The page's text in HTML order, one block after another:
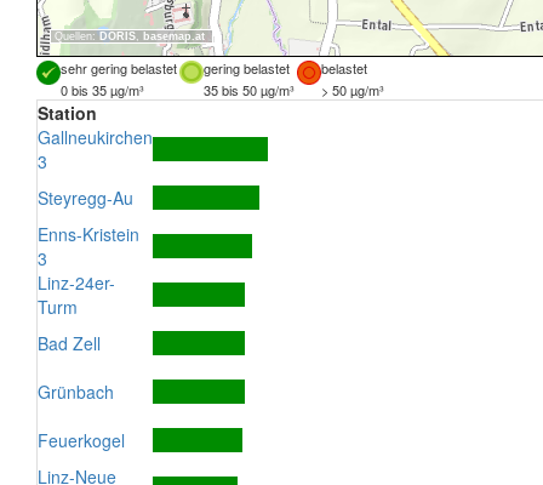
Quellen: DORIS, basemap.at
sehr gering belastet gering belastet
belastet
0 bis 35 µg/m³
35 bis 50 µg/m³ > 50 µg/m³
Station
Gallneukirchen
3
Steyregg-Au
Enns-Kristein
3
Linz-24er-
Turm
Bad Zell
Grünbach
Feuerkogel
Linz-Neue